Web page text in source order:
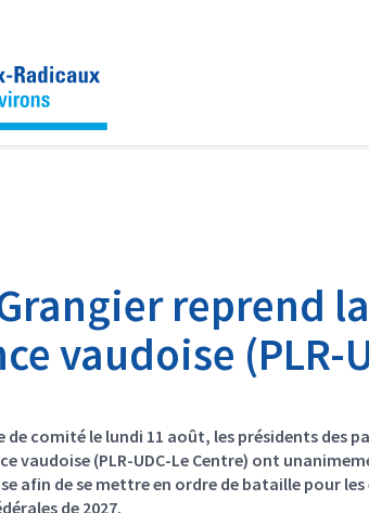
reprend
vaudoise (PLR-
de comité le lundi 11 août, les présidents des
vaudoise (PLR-UDC-Le Centre) ont
afin de se mettre en ordre de bataille pour
de 2027.